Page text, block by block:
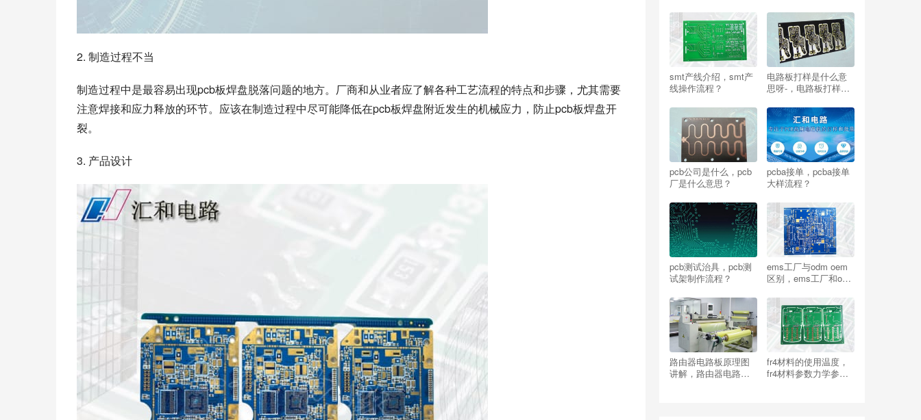
2. 制造过程不当
制造过程中是最容易出现pcb板焊盘脱落问题的地方。厂商和从业者应了解各种工艺流程的特点和步骤，尤其需要
注意焊接和应力释放的环节。应该在制造过程中尽可能降低在pcb板焊盘附近发生的机械应力，防止pcb板焊盘开
裂。
3. 产品设计
smt产线介绍，smt产
线操作流程？
电路板打样是什么意
思呀-，电路板打样是
pcb公司是什么，pcb
厂是什么意思？
pcba接单，pcba接单
大样流程？
pcb测试治具，pcb测
试架制作流程？
ems工厂与odm oem
区别，ems工厂和odm
路由器电路板原理图
讲解，路由器电路板
fr4材料的使用温度，
fr4材料参数力学参